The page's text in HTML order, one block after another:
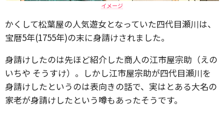
イメージ
かくして松葉屋の人気遊女となっていた四代目瀬川は、
宝暦5年(1755年)の末に身請けされました。
身請けしたのは先ほど紹介した商人の江市屋宗助（えの
いちや そうすけ）。しかし江市屋宗助が四代目瀬川を
身請けしたというのは表向きの話で、実はとある大名の
家老が身請けしたという噂もあったそうです。